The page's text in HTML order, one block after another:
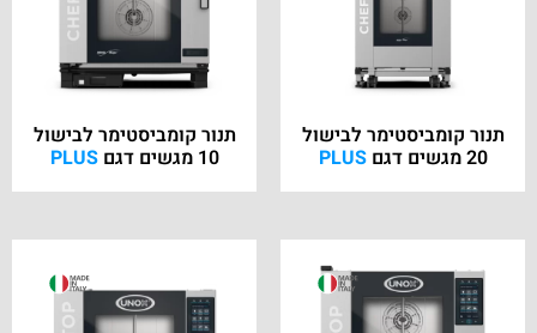
תנור קומביסטימר לבישול
20 מגשים דגם PLUS
תנור קומביסטימר לבישול
10 מגשים דגם PLUS